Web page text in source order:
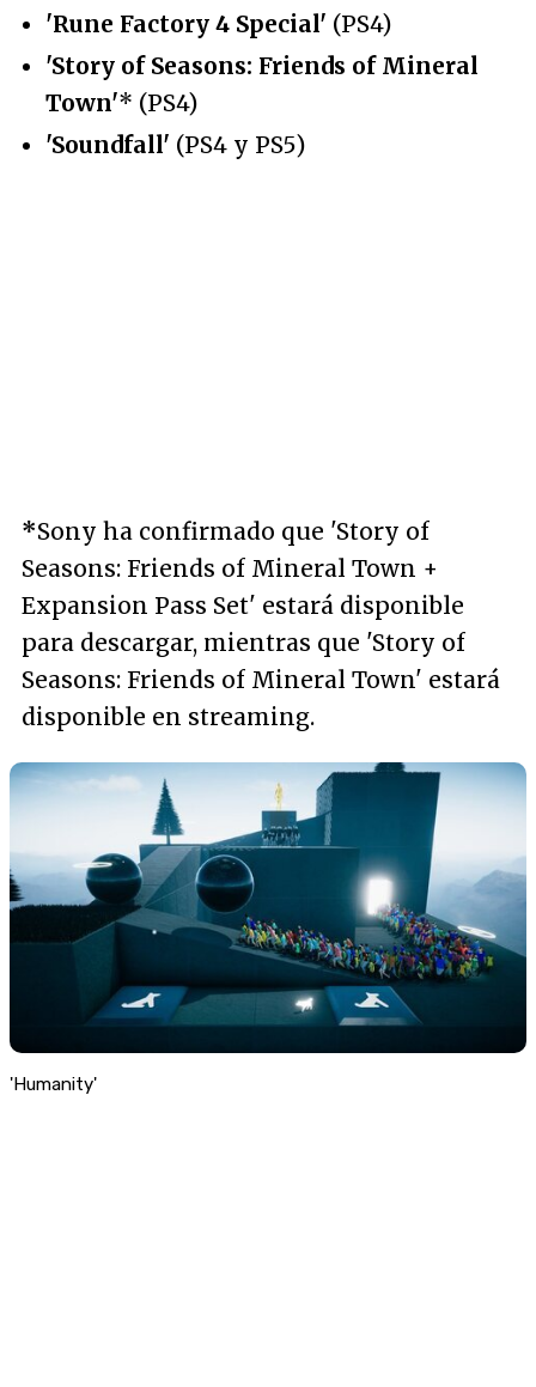
'Rune Factory 4 Special' (PS4)
'Story of Seasons: Friends of Mineral
Town'* (PS4)
'Soundfall' (PS4 y PS5)
*Sony ha confirmado que 'Story of
Seasons: Friends of Mineral Town +
Expansion Pass Set' estará disponible
para descargar, mientras que 'Story of
Seasons: Friends of Mineral Town' estará
disponible en streaming.
'Humanity'